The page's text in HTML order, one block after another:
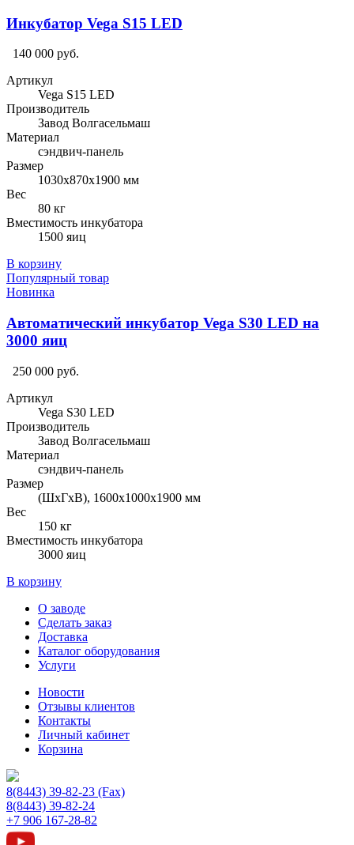
Инкубатор Vega S15 LED
140 000 руб.
Артикул
Vega S15 LED
Производитель
Завод Волгасельмаш
Материал
сэндвич-панель
Размер
1030х870х1900 мм
Вес
80 кг
Вместимость инкубатора
1500 яиц
В корзину
Популярный товар
Новинка
Автоматический инкубатор Vega S30 LED на
3000 яиц
250 000 руб.
Артикул
Vega S30 LED
Производитель
Завод Волгасельмаш
Материал
сэндвич-панель
Размер
(ШхГхВ), 1600х1000х1900 мм
Вес
150 кг
Вместимость инкубатора
3000 яиц
В корзину
О заводе
Сделать заказ
Доставка
Каталог оборудования
Услуги
Новости
Отзывы клиентов
Контакты
Личный кабинет
Корзина
8(8443) 39-82-23 (Fax)
8(8443) 39-82-24
+7 906 167-28-82